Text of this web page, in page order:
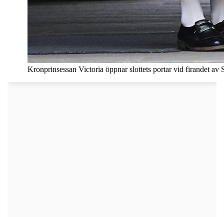
Kronprinsessan Victoria öppnar slottets portar vid firandet